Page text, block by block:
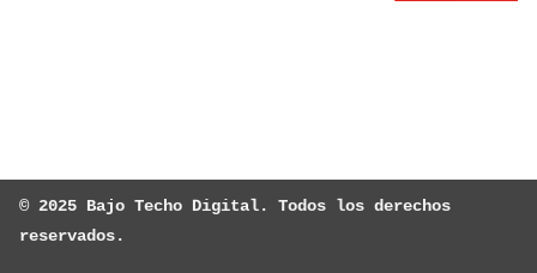
© 2025 Bajo Techo Digital. Todos los derechos
reservados.